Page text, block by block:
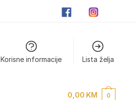
Korisne informacije Lista želja
0,00 KM 0